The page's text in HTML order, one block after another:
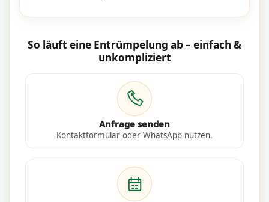
So läuft eine Entrümpelung ab – einfach &
unkompliziert
Anfrage senden
Kontaktformular oder WhatsApp nutzen.